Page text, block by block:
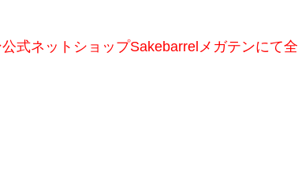
式ネットショップSakebarrelメガテンにて全